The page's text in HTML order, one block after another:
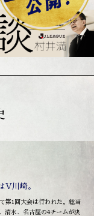
V川崎。
第1回大会は行われた。総当
清水、名古屋の4チームが決